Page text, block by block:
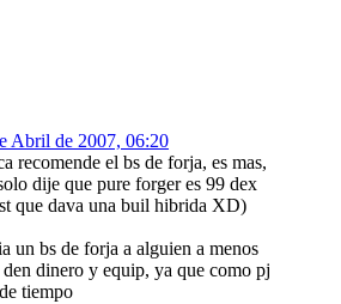
Abril de 2007, 06:20
recomende el bs de forja, es mas,
dije que pure forger es 99 dex
que dava una buil hibrida XD)
un bs de forja a alguien a menos
dinero y equip, ya que como pj
tiempo